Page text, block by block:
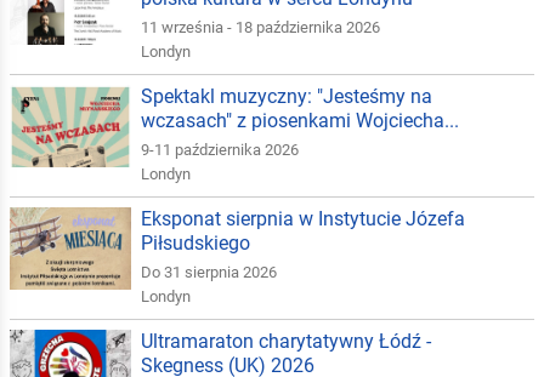
11 września - 18 października 2026
Londyn
Spektakl muzyczny: "Jesteśmy na
wczasach" z piosenkami Wojciecha...
9-11 października 2026
Londyn
Eksponat sierpnia w Instytucie Józefa
Piłsudskiego
Do 31 sierpnia 2026
Londyn
Ultramaraton charytatywny Łódź -
Skegness (UK) 2026